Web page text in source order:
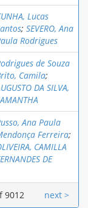
Lucas
; SEVERO, Ana
Rodrigues
de Souza
Camila;
DA SILVA,
Ana Paula
Ferreira;
CAMILLA
DE
9012 next >